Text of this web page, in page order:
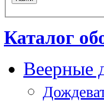
Каталог
Веерные